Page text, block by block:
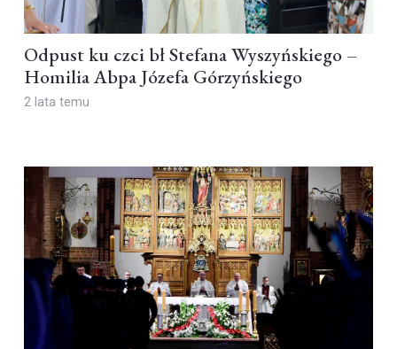
Odpust ku czci bł Stefana Wyszyńskiego –
Homilia Abpa Józefa Górzyńskiego
2 lata temu